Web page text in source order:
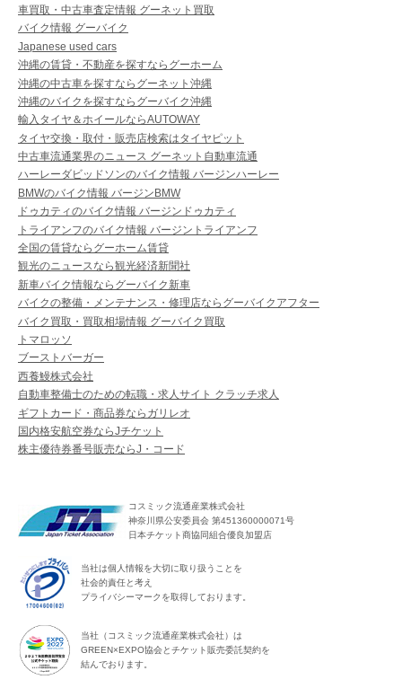
車買取・中古車査定情報 グーネット買取
バイク情報 グーバイク
Japanese used cars
沖縄の賃貸・不動産を探すならグーホーム
沖縄の中古車を探すならグーネット沖縄
沖縄のバイクを探すならグーバイク沖縄
輸入タイヤ＆ホイールならAUTOWAY
タイヤ交換・取付・販売店検索はタイヤピット
中古車流通業界のニュース グーネット自動車流通
ハーレーダビッドソンのバイク情報 バージンハーレー
BMWのバイク情報 バージンBMW
ドゥカティのバイク情報 バージンドゥカティ
トライアンフのバイク情報 バージントライアンフ
全国の賃貸ならグーホーム賃貸
観光のニュースなら観光経済新聞社
新車バイク情報ならグーバイク新車
バイクの整備・メンテナンス・修理店ならグーバイクアフター
バイク買取・買取相場情報 グーバイク買取
トマロッソ
ブーストバーガー
西養鰻株式会社
自動車整備士のための転職・求人サイト クラッチ求人
ギフトカード・商品券ならガリレオ
国内格安航空券ならJチケット
株主優待券番号販売ならJ・コード
コスミック流通産業株式会社
神奈川県公安委員会 第451360000071号
日本チケット商協同組合優良加盟店
当社は個人情報を大切に取り扱うことを
社会的責任と考え
プライバシーマークを取得しております。
当社（コスミック流通産業株式会社）は
GREEN×EXPO協会とチケット販売委託契約を
結んでおります。